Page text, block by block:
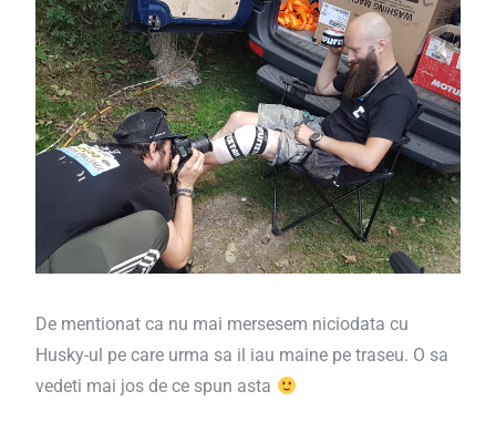
De mentionat ca nu mai mersesem niciodata cu
Husky-ul pe care urma sa il iau maine pe traseu. O sa
vedeti mai jos de ce spun asta